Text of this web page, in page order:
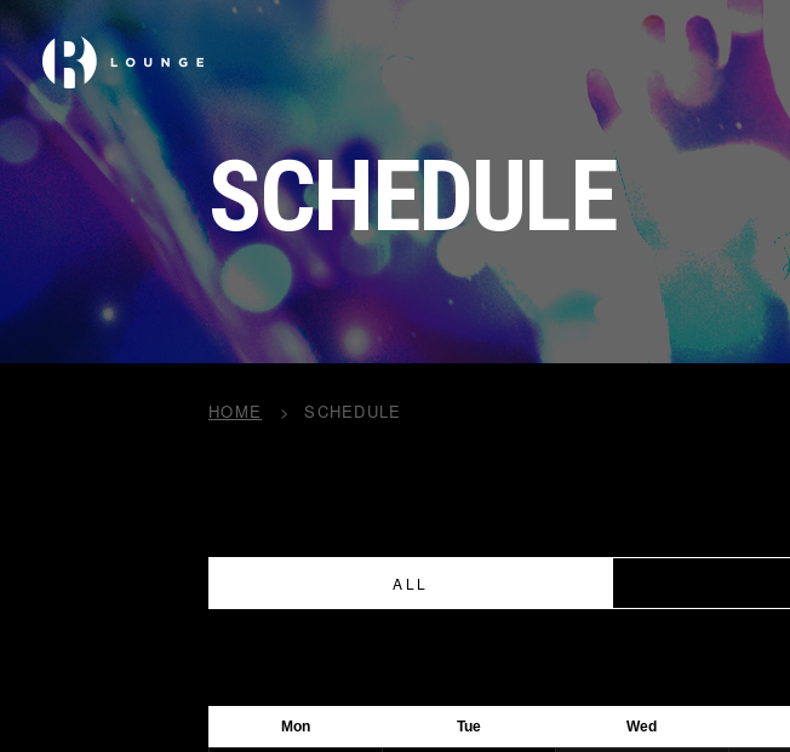
SCHEDULE
HOME SCHEDULE
ALL
Mon Tue Wed